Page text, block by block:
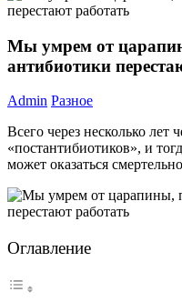
Мы умрем от
антибиотики
Admin Разное
Всего через несколько лет
«постантибиотиков», и
может оказаться
Оглавление